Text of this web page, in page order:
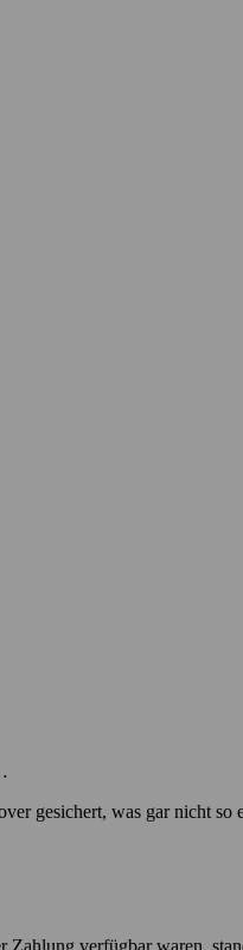
gesichert, was gar nicht so
verfügbar waren,